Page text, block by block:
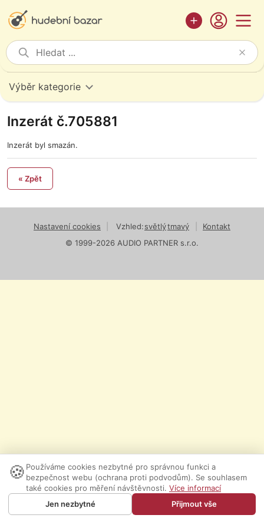
Výběr kategorie
Inzerát č.705881
Inzerát byl smazán.
« Zpět
Nastavení cookies Vzhled:světlýtmavý
Kontakt
© 1999-2026 AUDIO PARTNER s.r.o.
🍪 Používáme cookies nezbytné pro správnou funkci a
bezpečnost webu (ochrana proti podvodům). Se souhlasem
také cookies pro měření návštěvnosti. Více informací
Jen nezbytné
Přijmout vše